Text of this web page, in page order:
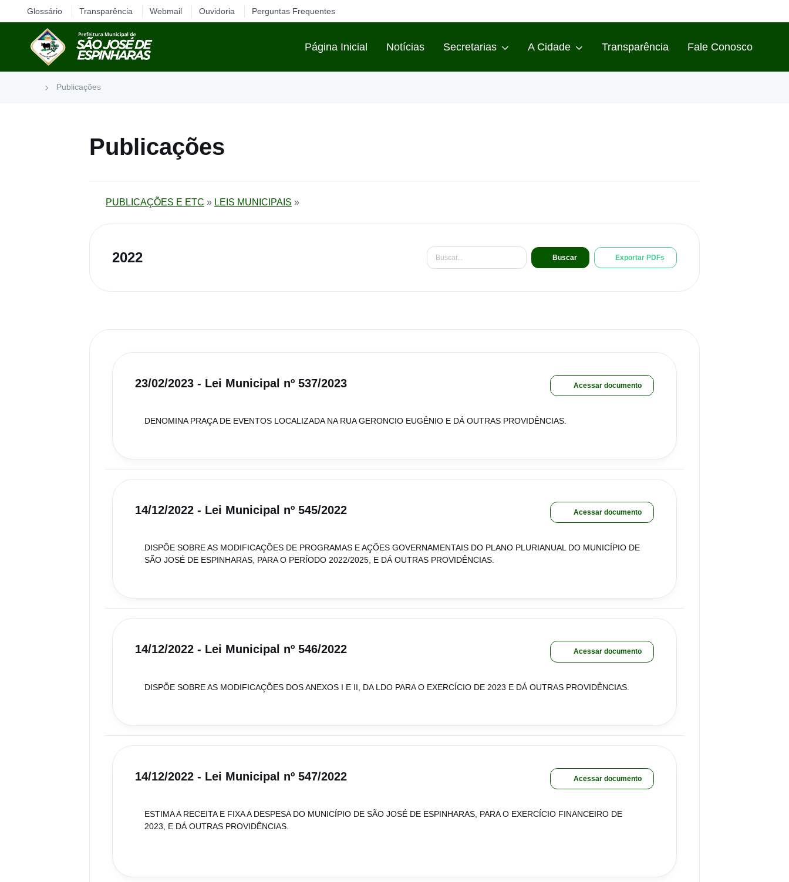
Glossário Transparência Webmail Ouvidoria Perguntas Frequentes
Página Inicial Notícias Secretarias A Cidade Transparência Fale Conosco
Publicações
Publicações
PUBLICAÇÕES E ETC » LEIS MUNICIPAIS »
2022 Buscar Exportar PDFs
23/02/2023 - Lei Municipal nº 537/2023 Acessar documento
DENOMINA PRAÇA DE EVENTOS LOCALIZADA NA RUA GERONCIO EUGÊNIO E DÁ OUTRAS PROVIDÊNCIAS.
14/12/2022 - Lei Municipal nº 545/2022 Acessar documento
DISPÕE SOBRE AS MODIFICAÇÕES DE PROGRAMAS E AÇÕES GOVERNAMENTAIS DO PLANO PLURIANUAL DO MUNICÍPIO DE
SÃO JOSÉ DE ESPINHARAS, PARA O PERÍODO 2022/2025, E DÁ OUTRAS PROVIDÊNCIAS.
14/12/2022 - Lei Municipal nº 546/2022 Acessar documento
DISPÕE SOBRE AS MODIFICAÇÕES DOS ANEXOS I E II, DA LDO PARA O EXERCÍCIO DE 2023 E DÁ OUTRAS PROVIDÊNCIAS.
14/12/2022 - Lei Municipal nº 547/2022 Acessar documento
ESTIMA A RECEITA E FIXA A DESPESA DO MUNICÍPIO DE SÃO JOSÉ DE ESPINHARAS, PARA O EXERCÍCIO FINANCEIRO DE
2023, E DÁ OUTRAS PROVIDÊNCIAS.